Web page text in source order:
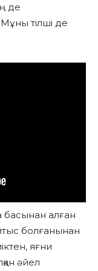
де
Мұны тілші де
басынан алған
болғанынан
яғни
әйел